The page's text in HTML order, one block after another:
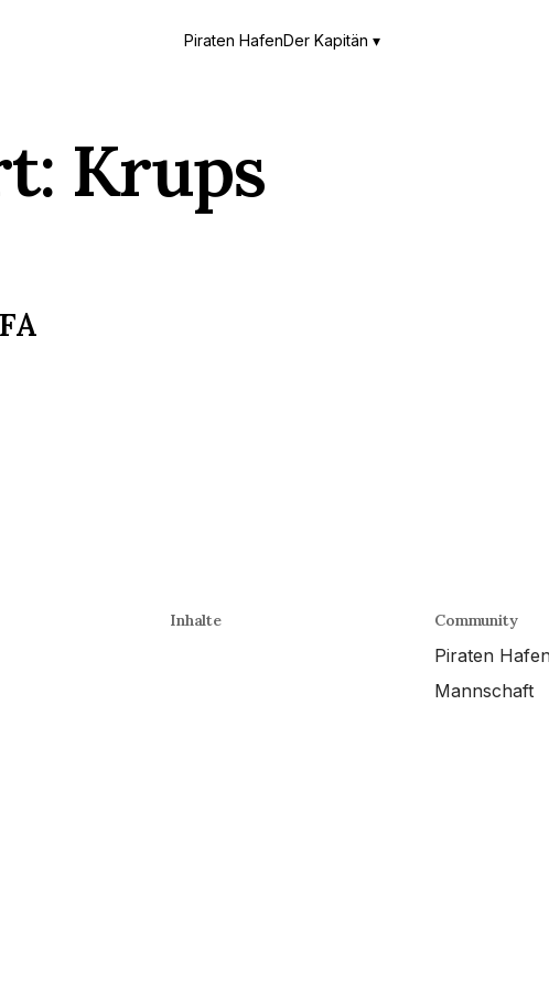
Piraten HafenDer Kapitän ▾
Krups
Inhalte Community
Piraten Hafen
Mannschaft